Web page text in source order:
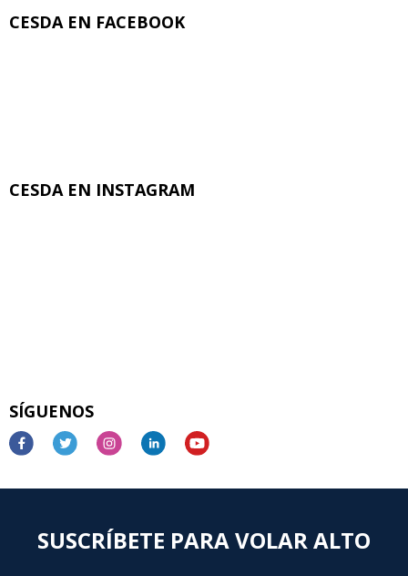
CESDA EN FACEBOOK
CESDA EN INSTAGRAM
SÍGUENOS
SUSCRÍBETE PARA VOLAR ALTO